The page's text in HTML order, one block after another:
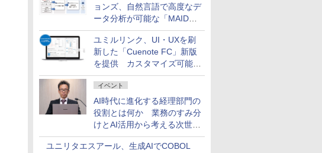
ョンズ、自然言語で高度なデ
ータ分析が可能な「MAIDOA
AI ASSIST」を9月より提供
ユミルリンク、UI・UXを刷
新した「Cuenote FC」新版
を提供 カスタマイズ可能な
ダッシュボード画面を搭載
イベント
AI時代に進化する経理部門の
役割とは何か 業務のすみ分
けとAI活用から考える次世代
ファイナンス戦略
ユニリタエスアール、生成AIでCOBOL